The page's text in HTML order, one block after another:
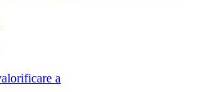
a